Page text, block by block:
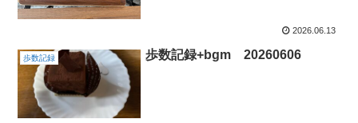
2026.06.13
歩数記録 歩数記録+bgm 20260606